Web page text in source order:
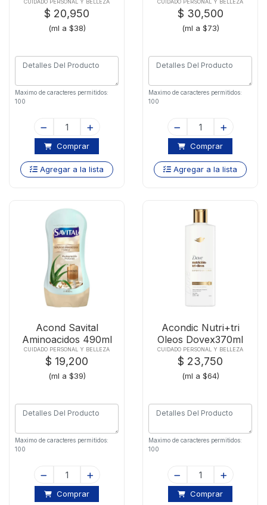
CUIDADO PERSONAL Y BELLEZA
$ 20,950
(ml a $38)
Maximo de caracteres permitidos:
100
Comprar
Agregar a la lista
Nachox415ml
CUIDADO PERSONAL Y BELLEZA
$ 30,500
(ml a $73)
Maximo de caracteres permitidos:
100
Comprar
Agregar a la lista
Acond Savital
Aminoacidos 490ml
CUIDADO PERSONAL Y BELLEZA
$ 19,200
(ml a $39)
Maximo de caracteres permitidos:
100
Comprar
Acondic Nutri+tri
Oleos Dovex370ml
CUIDADO PERSONAL Y BELLEZA
$ 23,750
(ml a $64)
Maximo de caracteres permitidos:
100
Comprar